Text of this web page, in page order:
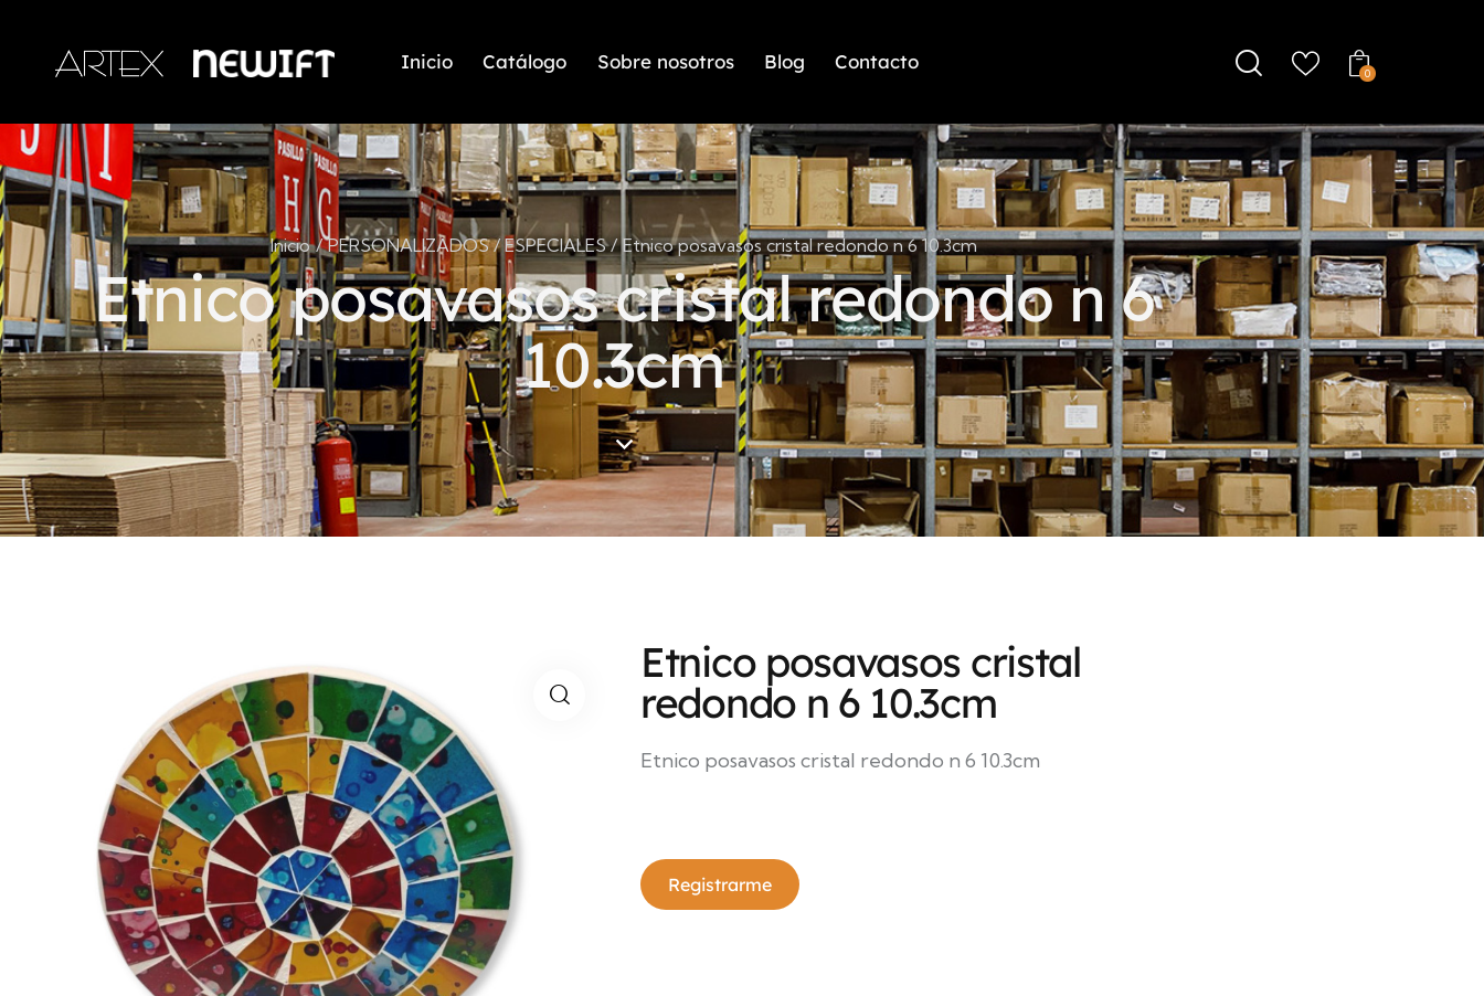
Inicio Catálogo Sobre nosotros Blog Contacto
0
Inicio PERSONALIZADOS / ESPECIALES Etnico posavasos cristal redondo n 6 10.3cm
Etnico posavasos cristal redondo n 6
10.3cm
Etnico posavasos cristal
redondo n 6 10.3cm
Etnico posavasos cristal redondo n 6 10.3cm
Registrarme